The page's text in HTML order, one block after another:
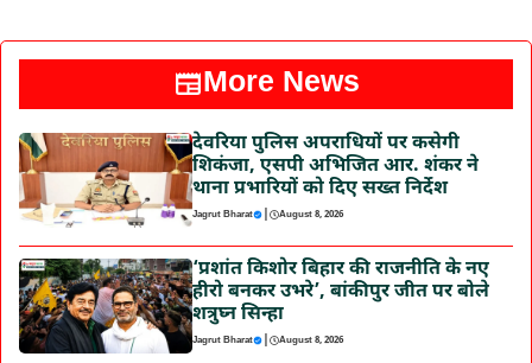
More News
देवरिया पुलिस अपराधियों पर कसेगी
शिकंजा, एसपी अभिजित आर. शंकर ने
थाना प्रभारियों को दिए सख्त निर्देश
Jagrut Bharat | August 8, 2026
‘प्रशांत किशोर बिहार की राजनीति के नए
हीरो बनकर उभरे’, बांकीपुर जीत पर बोले
शत्रुघ्न सिन्हा
Jagrut Bharat | August 8, 2026